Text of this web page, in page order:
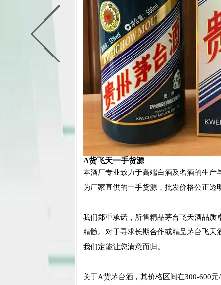
A货飞天一手货源
本酒厂专业致力于高端白酒及名酒的生产
为厂家直供的一手货源，批发价格公正透
我们郑重承诺，所售精品茅台飞天酒品质
精髓。对于寻求长期合作或精品茅台飞天
我们定能让您满意而归。
关于A货茅台酒，其价格区间在300-600